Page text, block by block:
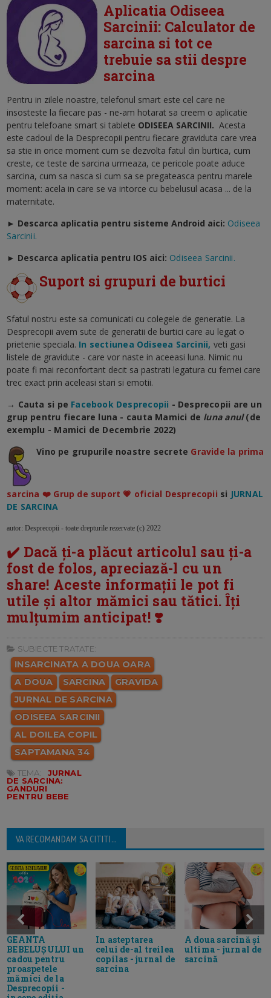
Aplicatia Odiseea
Sarcinii: Calculator de
sarcina si tot ce
trebuie sa stii despre
sarcina
Pentru in zilele noastre, telefonul smart este cel care ne
insosteste la fiecare pas - ne-am hotarat sa creem o aplicatie
pentru telefoane smart si tablete ODISEEA SARCINII. Acesta
este cadoul de la Desprecopii pentru fiecare graviduta care vrea
sa stie in orice moment cum se dezvolta fatul din burtica, cum
creste, ce teste de sarcina urmeaza, ce pericole poate aduce
sarcina, cum sa nasca si cum sa se pregateasca pentru marele
moment: acela in care se va intorce cu bebelusul acasa ... de la
maternitate.
► Descarca aplicatia pentru sisteme Android aici: Odiseea
Sarcinii.
► Descarca aplicatia pentru IOS aici: Odiseea Sarcinii.
Suport si grupuri de burtici
Sfatul nostru este sa comunicati cu colegele de generatie. La
Desprecopii avem sute de generatii de burtici care au legat o
prietenie speciala. In sectiunea Odiseea Sarcinii, veti gasi
listele de gravidute - care vor naste in aceeasi luna. Nimic nu
poate fi mai reconfortant decit sa pastrati legatura cu femei care
trec exact prin aceleasi stari si emotii.
→ Cauta si pe Facebook Desprecopii - Desprecopii are un
grup pentru fiecare luna - cauta Mamici de luna anul (de
exemplu - Mamici de Decembrie 2022)
Vino pe grupurile noastre secrete Gravide la prima
sarcina ❤️ Grup de suport 💗 oficial Desprecopii si JURNAL
DE SARCINA
autor: Desprecopii - toate drepturile rezervate (c) 2022
✔️ Dacă ți-a plăcut articolul sau ți-a
fost de folos, apreciază-l cu un
share! Aceste informații le pot fi
utile și altor mămici sau tătici. Îți
mulțumim anticipat! ❣️
SUBIECTE TRATATE:
INSARCINATA A DOUA OARA
A DOUA
SARCINA
GRAVIDA
JURNAL DE SARCINA
ODISEEA SARCINII
AL DOILEA COPIL
SAPTAMANA 34
TEMA:
JURNAL
DE SARCINA:
GANDURI
PENTRU BEBE
VA RECOMANDAM SA CITITI...
GEANTA
BEBELUȘULUI un
cadou pentru
proaspetele
mămici de la
Desprecopii -
In asteptarea
celui de-al treilea
copilas - jurnal de
sarcina
A doua sarcină și
ultima - jurnal de
sarcină